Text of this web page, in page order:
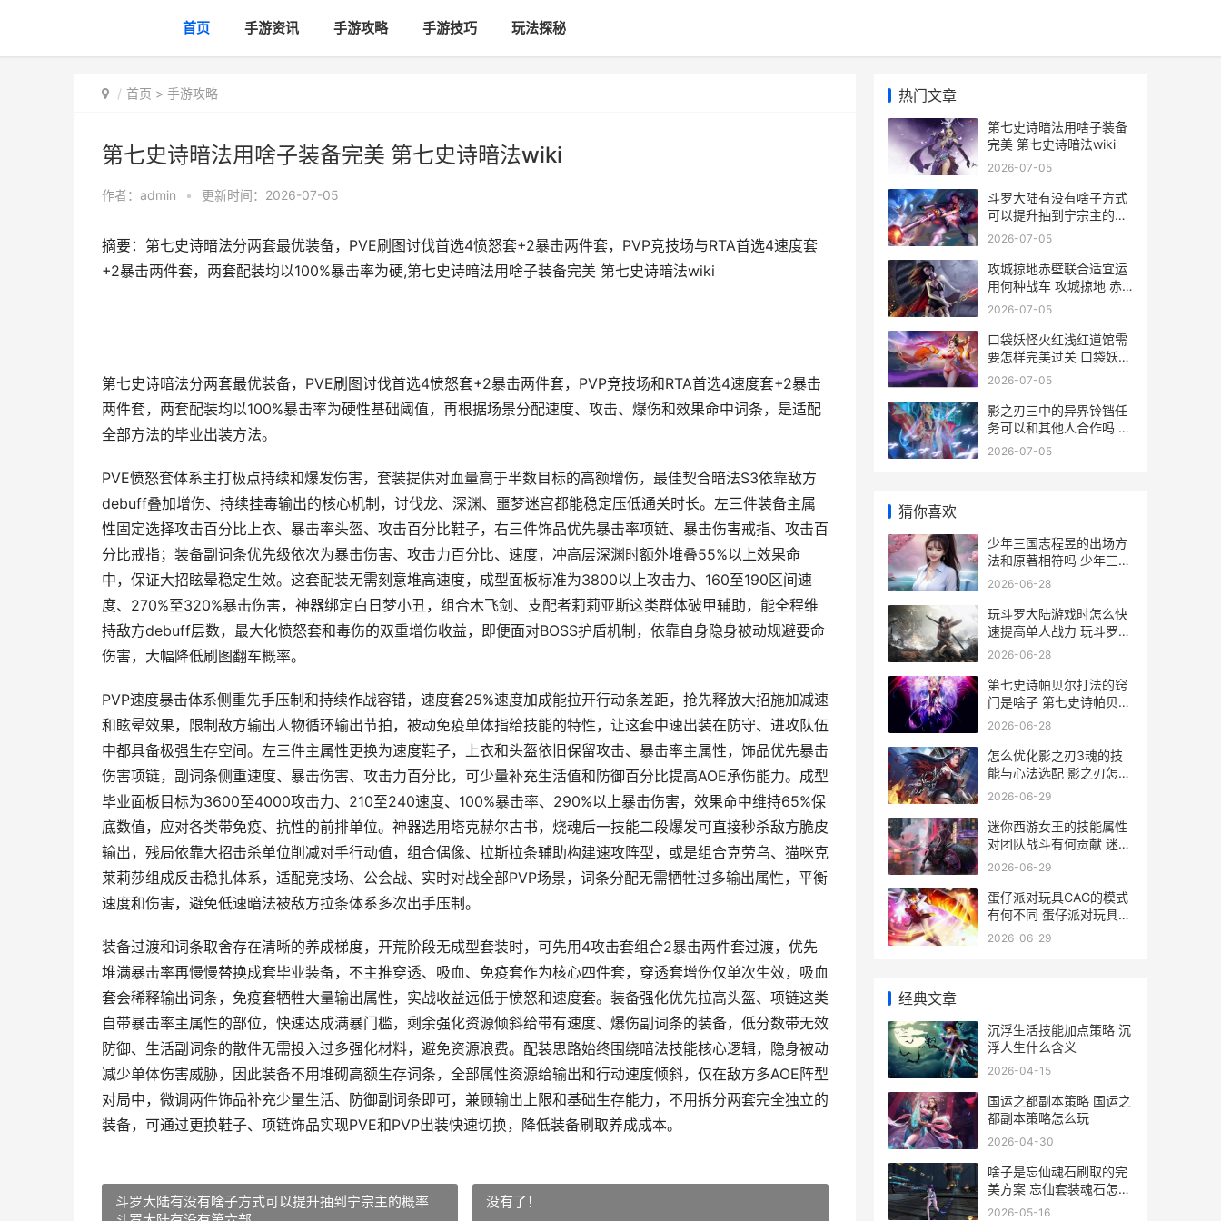
首页 手游资讯 手游攻略 手游技巧 玩法探秘
首页 > 手游攻略
第七史诗暗法用啥子装备完美 第七史诗暗法wiki
作者： admin • 更新时间：2026-07-05
摘要：第七史诗暗法分两套最优装备，PVE刷图讨伐首选4愤怒套+2暴击两件套，PVP竞技场与RTA首选4速度套
+2暴击两件套，两套配装均以100%暴击率为硬,第七史诗暗法用啥子装备完美 第七史诗暗法wiki
第七史诗暗法分两套最优装备，PVE刷图讨伐首选4愤怒套+2暴击两件套，PVP竞技场和RTA首选4速度套+2暴击
两件套，两套配装均以100%暴击率为硬性基础阈值，再根据场景分配速度、攻击、爆伤和效果命中词条，是适配
全部方法的毕业出装方法。
PVE愤怒套体系主打极点持续和爆发伤害，套装提供对血量高于半数目标的高额增伤，最佳契合暗法S3依靠敌方
debuff叠加增伤、持续挂毒输出的核心机制，讨伐龙、深渊、噩梦迷宫都能稳定压低通关时长。左三件装备主属
性固定选择攻击百分比上衣、暴击率头盔、攻击百分比鞋子，右三件饰品优先暴击率项链、暴击伤害戒指、攻击百
分比戒指；装备副词条优先级依次为暴击伤害、攻击力百分比、速度，冲高层深渊时额外堆叠55%以上效果命
中，保证大招眩晕稳定生效。这套配装无需刻意堆高速度，成型面板标准为3800以上攻击力、160至190区间速
度、270%至320%暴击伤害，神器绑定白日梦小丑，组合木飞剑、支配者莉莉亚斯这类群体破甲辅助，能全程维
持敌方debuff层数，最大化愤怒套和毒伤的双重增伤收益，即便面对BOSS护盾机制，依靠自身隐身被动规避要命
伤害，大幅降低刷图翻车概率。
PVP速度暴击体系侧重先手压制和持续作战容错，速度套25%速度加成能拉开行动条差距，抢先释放大招施加减速
和眩晕效果，限制敌方输出人物循环输出节拍，被动免疫单体指给技能的特性，让这套中速出装在防守、进攻队伍
中都具备极强生存空间。左三件主属性更换为速度鞋子，上衣和头盔依旧保留攻击、暴击率主属性，饰品优先暴击
伤害项链，副词条侧重速度、暴击伤害、攻击力百分比，可少量补充生活值和防御百分比提高AOE承伤能力。成型
毕业面板目标为3600至4000攻击力、210至240速度、100%暴击率、290%以上暴击伤害，效果命中维持65%保
底数值，应对各类带免疫、抗性的前排单位。神器选用塔克赫尔古书，烧魂后一技能二段爆发可直接秒杀敌方脆皮
输出，残局依靠大招击杀单位削减对手行动值，组合偶像、拉斯拉条辅助构建速攻阵型，或是组合克劳乌、猫咪克
莱莉莎组成反击稳扎体系，适配竞技场、公会战、实时对战全部PVP场景，词条分配无需牺牲过多输出属性，平衡
速度和伤害，避免低速暗法被敌方拉条体系多次出手压制。
装备过渡和词条取舍存在清晰的养成梯度，开荒阶段无成型套装时，可先用4攻击套组合2暴击两件套过渡，优先
堆满暴击率再慢慢替换成套毕业装备，不主推穿透、吸血、免疫套作为核心四件套，穿透套增伤仅单次生效，吸血
套会稀释输出词条，免疫套牺牲大量输出属性，实战收益远低于愤怒和速度套。装备强化优先拉高头盔、项链这类
自带暴击率主属性的部位，快速达成满暴门槛，剩余强化资源倾斜给带有速度、爆伤副词条的装备，低分数带无效
防御、生活副词条的散件无需投入过多强化材料，避免资源浪费。配装思路始终围绕暗法技能核心逻辑，隐身被动
减少单体伤害威胁，因此装备不用堆砌高额生存词条，全部属性资源给输出和行动速度倾斜，仅在敌方多AOE阵型
对局中，微调两件饰品补充少量生活、防御副词条即可，兼顾输出上限和基础生存能力，不用拆分两套完全独立的
装备，可通过更换鞋子、项链饰品实现PVE和PVP出装快速切换，降低装备刷取养成成本。
斗罗大陆有没有啥子方式可以提升抽到宁宗主的概率
没有了！
热门文章
第七史诗暗法用啥子装备
完美 第七史诗暗法wiki
2026-07-05
斗罗大陆有没有啥子方式
可以提升抽到宁宗主的概
率 斗罗大陆有没有第六部
2026-07-05
攻城掠地赤壁联合适宜运
用何种战车 攻城掠地 赤
壁之战
2026-07-05
口袋妖怪火红浅红道馆需
要怎样完美过关 口袋妖怪
火红浅红市道馆走法
2026-07-05
影之刃三中的异界铃铛任
务可以和其他人合作吗 影
之刃三支线
2026-07-05
猜你喜欢
少年三国志程昱的出场方
法和原著相符吗 少年三国
志战略版武将搭配
2026-06-28
玩斗罗大陆游戏时怎么快
速提高单人战力 玩斗罗大
陆游戏的男生性格
2026-06-28
第七史诗帕贝尔打法的窍
门是啥子 第七史诗帕贝尔
装备
2026-06-28
怎么优化影之刃3魂的技
能与心法选配 影之刃怎么
提升属性
2026-06-29
迷你西游女王的技能属性
对团队战斗有何贡献 迷你
世界女王
2026-06-29
蛋仔派对玩具CAG的模式
有何不同 蛋仔派对玩具炎
拳
2026-06-29
经典文章
沉浮生活技能加点策略 沉
浮人生什么含义
2026-04-15
国运之都副本策略 国运之
都副本策略怎么玩
2026-04-30
啥子是忘仙魂石刷取的完
美方案 忘仙套装魂石怎么
合
2026-05-16